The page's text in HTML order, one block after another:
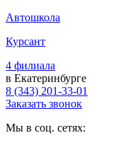
Автошкола
Курсант
4 филиала
в Екатеринбурге
8 (343) 201-33-01
Заказать звонок
Мы в соц. сетях: